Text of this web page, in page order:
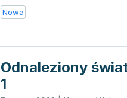
Nowa
Odnaleziony
1